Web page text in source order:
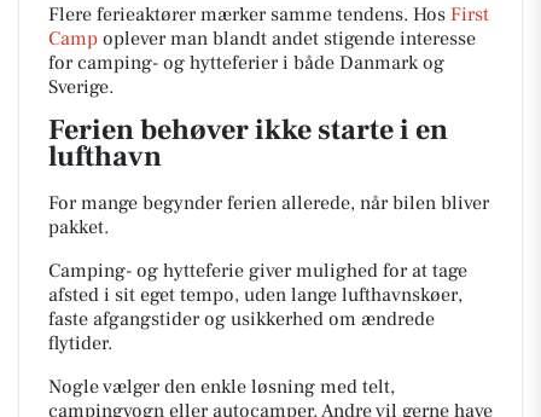
Flere ferieaktører mærker samme tendens. Hos First
Camp oplever man blandt andet stigende interesse
for camping- og hytteferier i både Danmark og
Sverige.
Ferien behøver ikke starte i en
lufthavn
For mange begynder ferien allerede, når bilen bliver
pakket.
Camping- og hytteferie giver mulighed for at tage
afsted i sit eget tempo, uden lange lufthavnskøer,
faste afgangstider og usikkerhed om ændrede
flytider.
Nogle vælger den enkle løsning med telt,
campingvogn eller autocamper. Andre vil gerne have